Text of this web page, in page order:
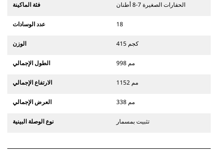
فئة الماكينة الحفارات الصغيرة 7-8 أطنان
عدد الوسادات 18
الوزن 415 كجم
الطول الإجمالي 998 مم
الارتفاع الإجمالي 1152 مم
العرض الإجمالي 338 مم
نوع الوصلة البينية تثبيت بمسمار